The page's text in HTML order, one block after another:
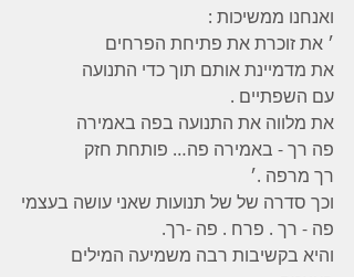
ואנחנו ממשיכות :
׳ את זוכרת את פתיחת הפרחים
את מדמיינת אותם תוך כדי התנועה
עם השפתיים .
את מלווה את התנועה בפה באמירה
פה רך - באמירה פה… פותחת חזק
רך מרפה .׳
וכך סדרה של של תנועות שאני עושה בעצמי
פה - רך . פרח . פה -רך.
והיא בקשיבות רבה משמיעה המילים